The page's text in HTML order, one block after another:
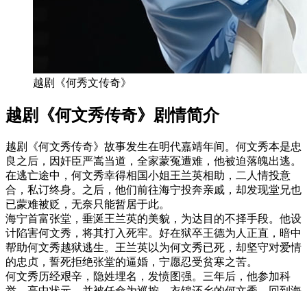
越剧《何秀文传奇》
越剧《何文秀传奇》剧情简介
越剧《何文秀传奇》故事发生在明代嘉靖年间。何文秀本是忠
良之后，因奸臣严嵩当道，全家蒙冤遭难，他被迫落魄出逃。
在逃亡途中，何文秀幸得相国小姐王兰英相助，二人情投意
合，私订终身。之后，他们前往海宁投奔亲戚，却发现堂兄也
已蒙难被贬，无奈只能暂居于此。
海宁首富张堂，垂涎王兰英的美貌，为达目的不择手段。他设
计陷害何文秀，将其打入死牢。好在狱卒王德为人正直，暗中
帮助何文秀越狱逃生。王兰英以为何文秀已死，却坚守对爱情
的忠贞，誓死拒绝张堂的逼婚，宁愿忍受贫寒之苦。
何文秀历经艰辛，隐姓埋名，发愤图强。三年后，他参加科